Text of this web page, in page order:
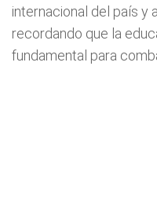
internacional del país y
recordando que la
fundamental para